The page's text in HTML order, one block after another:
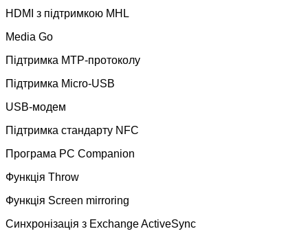
HDMI з підтримкою MHL
Media Go
Підтримка MTP-протоколу
Підтримка Micro-USB
USB-модем
Підтримка стандарту NFC
Програма PC Companion
Функція Throw
Функція Screen mirroring
Синхронізація з Exchange ActiveSync